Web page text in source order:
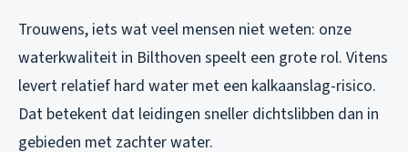
Trouwens, iets wat veel mensen niet weten: onze
waterkwaliteit in Bilthoven speelt een grote rol. Vitens
levert relatief hard water met een kalkaanslag-risico.
Dat betekent dat leidingen sneller dichtslibben dan in
gebieden met zachter water.